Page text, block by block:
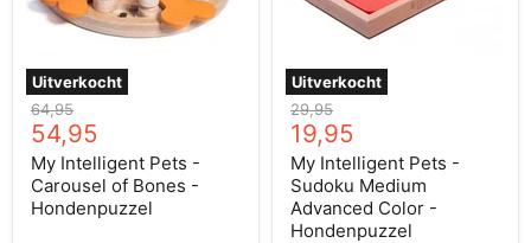
Uitverkocht
-
Hondenpuzzel
Oorspronkelijke
prijs
64,95
Huidige
prijs
54,95
My Intelligent Pets -
Carousel of Bones -
Hondenpuzzel
Uitverkocht
Color
Oorspronkelijke
prijs
29,95
Huidige
prijs
19,95
My Intelligent Pets -
Sudoku Medium
Advanced Color -
Hondenpuzzel